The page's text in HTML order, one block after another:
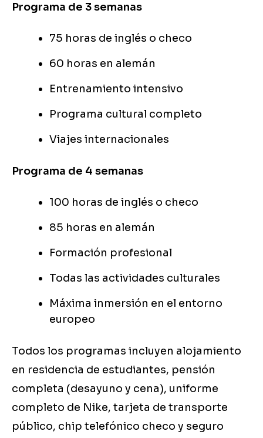
Programa de 3 semanas
75 horas de inglés o checo
60 horas en alemán
Entrenamiento intensivo
Programa cultural completo
Viajes internacionales
Programa de 4 semanas
100 horas de inglés o checo
85 horas en alemán
Formación profesional
Todas las actividades culturales
Máxima inmersión en el entorno
europeo
Todos los programas incluyen alojamiento
en residencia de estudiantes, pensión
completa (desayuno y cena), uniforme
completo de Nike, tarjeta de transporte
público, chip telefónico checo y seguro